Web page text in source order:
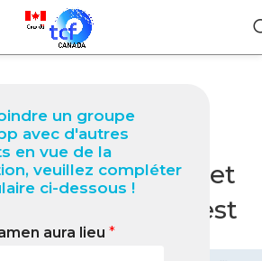
un groupe
avec d'autres
en vue de la
veuillez compléter
ci-dessous !
aura lieu *
BLOG
à Berkeley
: Guide complet
réussir votre test
On juillet 5, 2026